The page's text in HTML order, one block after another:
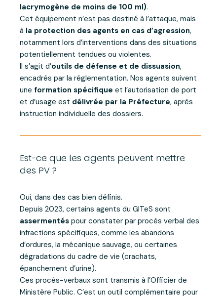
lacrymogène de moins de 100 ml).
Cet équipement n’est pas destiné à l’attaque, mais
à la protection des agents en cas d’agression,
notamment lors d’interventions dans des situations
potentiellement tendues ou violentes.
Il s’agit d’outils de défense et de dissuasion,
encadrés par la réglementation. Nos agents suivent
une formation spécifique et l’autorisation de port
et d’usage est délivrée par la Préfecture, après
instruction individuelle des dossiers.
Est-ce que les agents peuvent mettre
des PV ?
Oui, dans des cas bien définis.
Depuis 2023, certains agents du GITeS sont
assermentés pour constater par procès verbal des
infractions spécifiques, comme les abandons
d’ordures, la mécanique sauvage, ou certaines
dégradations du cadre de vie (crachats,
épanchement d’urine).
Ces procès-verbaux sont transmis à l’Officier de
Ministère Public. C’est un outil complémentaire pour